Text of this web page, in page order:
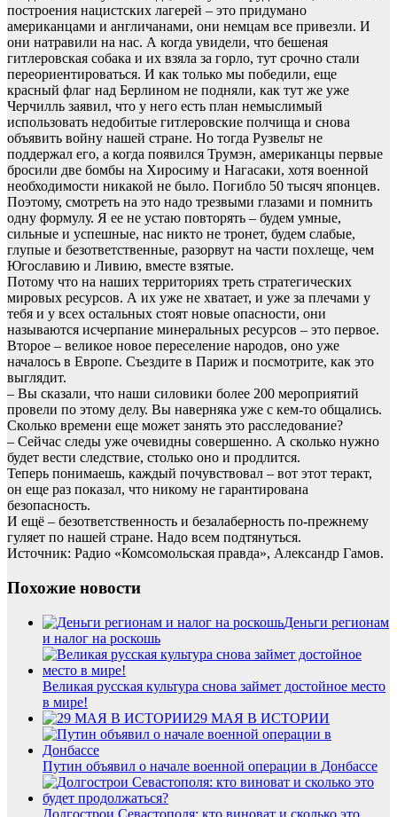
построения нацистских лагерей – это придумано
американцами и англичанами, они немцам все привезли. И
они натравили на нас. А когда увидели, что бешеная
гитлеровская собака и их взяла за горло, тут срочно стали
переориентироваться. И как только мы победили, еще
красный флаг над Берлином не подняли, как тут же уже
Черчилль заявил, что у него есть план немыслимый
использовать недобитые гитлеровские полчища и снова
объявить войну нашей стране. Но тогда Рузвельт не
поддержал его, а когда появился Трумэн, американцы первые
бросили две бомбы на Хиросиму и Нагасаки, хотя военной
необходимости никакой не было. Погибло 50 тысяч японцев.
Поэтому, смотреть на это надо трезвыми глазами и помнить
одну формулу. Я ее не устаю повторять – будем умные,
сильные и успешные, нас никто не тронет, будем слабые,
глупые и безответственные, разорвут на части похлеще, чем
Югославию и Ливию, вместе взятые.
Потому что на наших территориях треть стратегических
мировых ресурсов. А их уже не хватает, и уже за плечами у
тебя и у всех остальных стоят новые опасности, они
называются исчерпание минеральных ресурсов – это первое.
Второе – великое новое переселение народов, оно уже
началось в Европе. Съездите в Париж и посмотрите, как это
выглядит.
– Вы сказали, что наши силовики более 200 мероприятий
провели по этому делу. Вы наверняка уже с кем-то общались.
Сколько времени еще может занять это расследование?
– Сейчас следы уже очевидны совершенно. А сколько нужно
будет вести следствие, столько оно и продлится.
Теперь понимаешь, каждый почувствовал – вот этот теракт,
он еще раз показал, что никому не гарантирована
безопасность.
И ещё – безответственность и безалаберность по-прежнему
гуляет по нашей стране. Надо всем подтянуться.
Источник: Радио «Комсомольская правда», Александр Гамов.
Похожие новости
Деньги регионам
и налог на роскошь
Великая русская культура снова займет достойное место
в мире!
29 МАЯ В ИСТОРИИ
Путин объявил о начале военной операции в Донбассе
Долгострои Севастополя: кто виноват и сколько это